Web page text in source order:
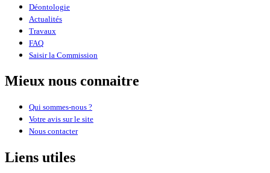
Déontologie
Actualités
Travaux
FAQ
Saisir la Commission
Mieux nous connaitre
Qui sommes-nous ?
Votre avis sur le site
Nous contacter
Liens utiles